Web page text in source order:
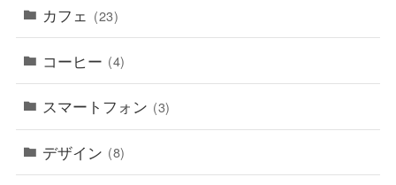
カフェ (23)
コーヒー (4)
スマートフォン (3)
デザイン (8)